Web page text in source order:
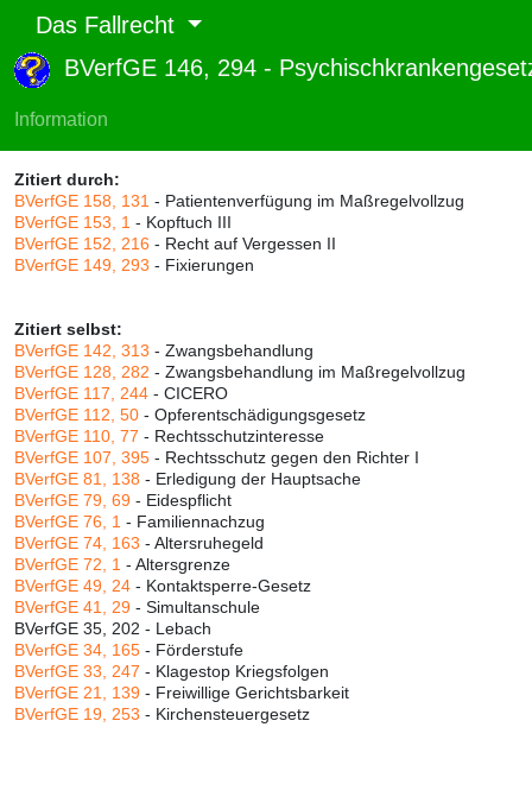
Das Fallrecht
BVerfGE 146, 294 -
Information
Abruf und Rang:
RTF-Version
Zitiert durch:
BVerfGE 158, 131 - Patientenverfügung im Maßregelvollzug
BVerfGE 153, 1 - Kopftuch III
BVerfGE 152, 216 - Recht auf Vergessen II
BVerfGE 149, 293 - Fixierungen
Zitiert selbst:
BVerfGE 142, 313 - Zwangsbehandlung
BVerfGE 128, 282 - Zwangsbehandlung im Maßregelvollzug
BVerfGE 117, 244 - CICERO
BVerfGE 112, 50 - Opferentschädigungsgesetz
BVerfGE 110, 77 - Rechtsschutzinteresse
BVerfGE 107, 395 - Rechtsschutz gegen den Richter I
BVerfGE 81, 138 - Erledigung der Hauptsache
BVerfGE 79, 69 - Eidespflicht
BVerfGE 76, 1 - Familiennachzug
BVerfGE 74, 163 - Altersruhegeld
BVerfGE 72, 1 - Altersgrenze
BVerfGE 49, 24 - Kontaktsperre-Gesetz
BVerfGE 41, 29 - Simultanschule
BVerfGE 35, 202 - Lebach
BVerfGE 34, 165 - Förderstufe
BVerfGE 33, 247 - Klagestop Kriegsfolgen
BVerfGE 21, 139 - Freiwillige Gerichtsbarkeit
BVerfGE 19, 253 - Kirchensteuergesetz